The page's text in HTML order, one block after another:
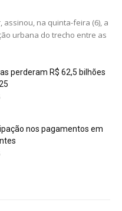
assinou, na quinta-feira (6), a
urbana do trecho entre as
perderam R$ 62,5 bilhões
nos pagamentos em